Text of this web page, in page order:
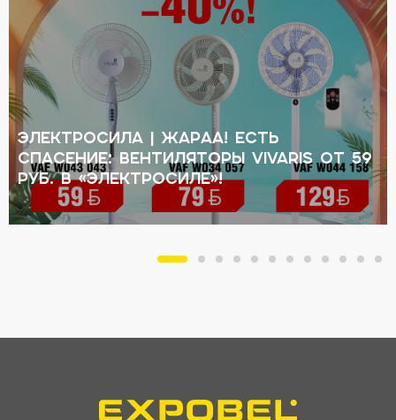
ЭЛЕКТРОСИЛА | Жараа! Есть
спасение: вентиляторы VIVARIS от 59
руб. в «Электросиле»!